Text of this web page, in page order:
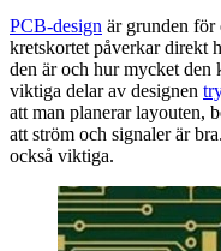
PCB-design är grunden för
kretskortet påverkar direkt
den är och hur mycket den
viktiga delar av designen
att man planerar layouten,
att ström och signaler är
också viktiga.